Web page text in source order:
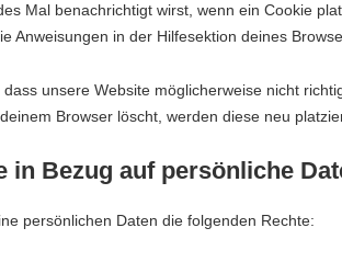
Mal benachrichtigt wirst, wenn ein Cookie
Anweisungen in der Hilfesektion deines
unsere Website möglicherweise nicht
Browser löscht, werden diese neu
in Bezug auf persönliche
persönlichen Daten die folgenden Rechte: